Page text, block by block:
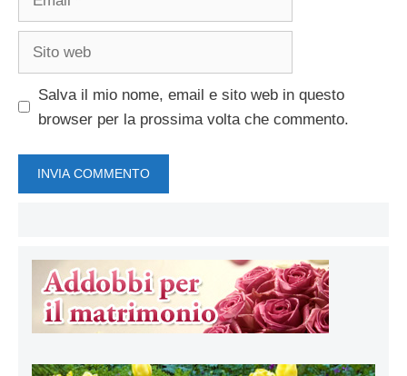
Sito
Salva il mio nome, email e sito web in questo
browser per la prossima volta che commento.